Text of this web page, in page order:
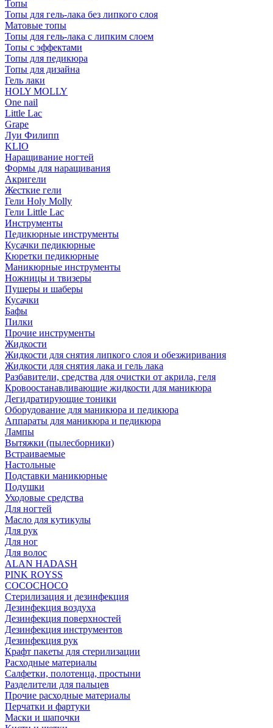
Топы
Топы для гель-лака без липкого слоя
Матовые топы
Топы для гель-лака с липким слоем
Топы с эффектами
Топы для педикюра
Топы для дизайна
Гель лаки
HOLY MOLLY
One nail
Little Lac
Grape
Луи Филипп
KLIO
Наращивание ногтей
Формы для наращивания
Акригели
Жесткие гели
Гели Holy Molly
Гели Little Lac
Инструменты
Педикюрные инструменты
Кусачки педикюрные
Кюретки педикюрные
Маникюрные инструменты
Ножницы и твизеры
Пушеры и шаберы
Кусачки
Бафы
Пилки
Прочие инструменты
Жидкости
Жидкости для снятия липкого слоя и обезжиривания
Жидкости для снятия лака и гель лака
Разбавители, средства для очистки от акрила, геля
Кровоостанавливающие жидкости для маникюра
Дегидратирующие тоники
Оборудование для маникюра и педикюра
Аппараты для маникюра и педикюра
Лампы
Вытяжки (пылесборники)
Встраиваемые
Настольные
Подставки маникюрные
Подушки
Уходовые средства
Для ногтей
Масло для кутикулы
Для рук
Для ног
Для волос
ALAN HADASH
PINK ROYSS
COCOCHOCO
Стерилизация и дезинфекция
Дезинфекция воздуха
Дезинфекция поверхностей
Дезинфекция инструментов
Дезинфекция рук
Крафт пакеты для стерилизации
Расходные материалы
Салфетки, полотенца, простыни
Разделители для пальцев
Прочие расходные материалы
Перчатки и фартуки
Маски и шапочки